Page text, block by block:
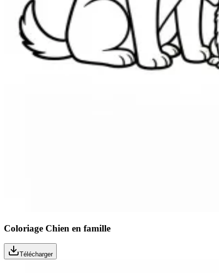
Coloriage Chien en famille
Télécharger